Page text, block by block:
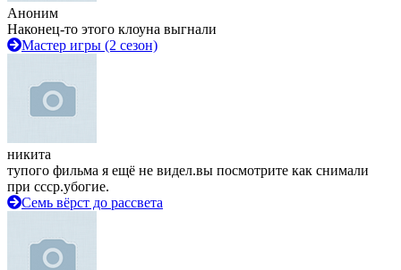
Аноним
Наконец-то этого клоуна выгнали
Мастер игры (2 сезон)
никита
тупого фильма я ещё не видел.вы посмотрите как снимали
при ссср.убогие.
Семь вёрст до рассвета